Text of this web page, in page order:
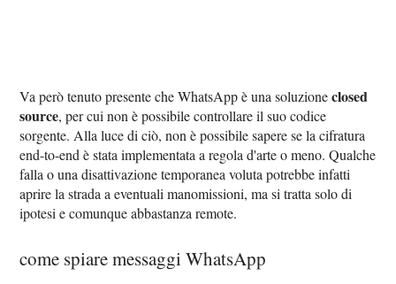
Va però tenuto presente che WhatsApp è una soluzioneclosed
source, per cui non è possibile controllare il suo codice
sorgente. Alla luce di ciò, non è possibile sapere se la cifratura
end-to-end è stata implementata a regola d'arte o meno. Qualche
falla o una disattivazione temporanea voluta potrebbe infatti
aprire la strada a eventuali manomissioni, ma si tratta solo di
ipotesi e comunque abbastanza remote.
come spiare messaggi WhatsApp